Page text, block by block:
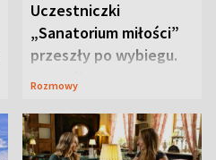
Uczestniczki
„Sanatorium miłości”
przeszły po wybiegu.
Te stylizacje
Rozmowy